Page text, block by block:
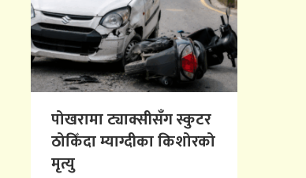
पोखरामा ट्याक्सीसँग स्कुटर
ठोकिँदा म्याग्दीका किशोरको
मृत्यु